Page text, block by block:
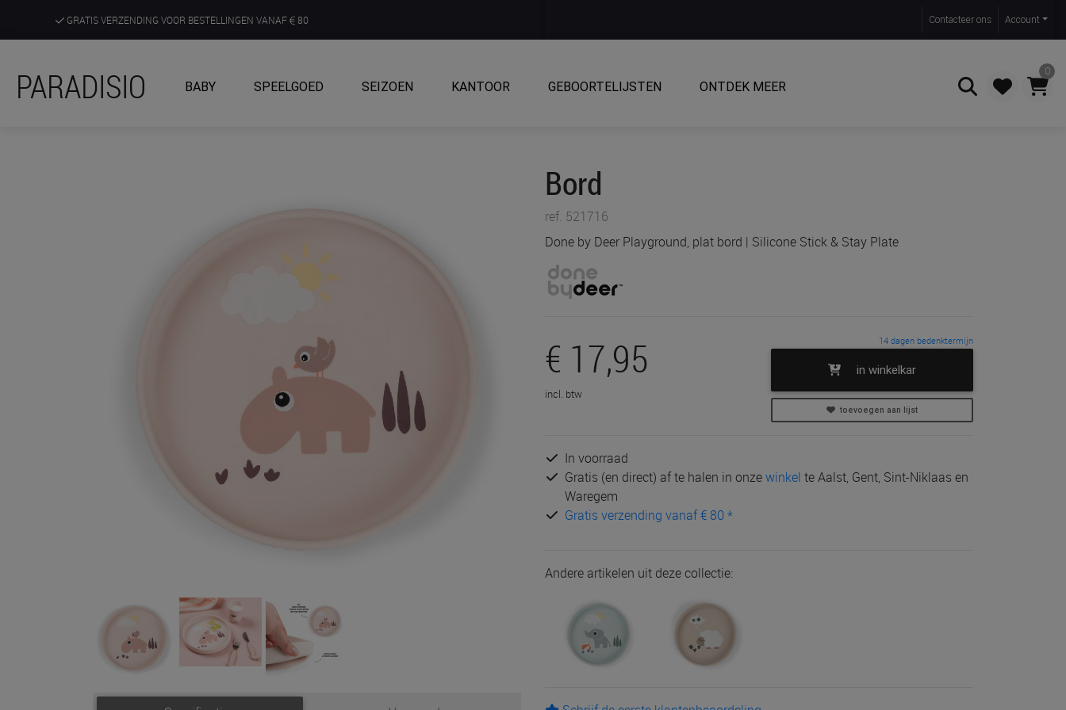
GRATIS VERZENDING VOOR BESTELLINGEN VANAF 80
ONTDEK, BELEEF EN KRIJG ADVIES IN ONZE WINKELS
Contacteer ons Account
PARADISIO BABY SPEELGOED SEIZOEN KANTOOR GEBOORTELIJSTEN ONTDEK MEER
0
Bord
ref. 521716
Done by Deer Playground, plat bord | Silicone Stick & Stay Plate
€ 17,95
incl. btw
14 dagen bedenktermijn
in winkelkar
toevoegen aan lijst
In voorraad
Gratis (en direct) af te halen in onzewinkel te Aalst, Gent, Sint-Niklaas en
Waregem
Gratis verzending vanaf € 80 *
Andere artikelen uit deze collectie: